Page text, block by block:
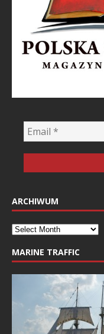
ARCHIWUM
MARINE TRAFFIC